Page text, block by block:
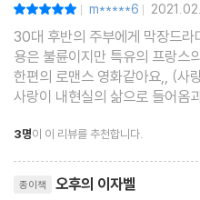
| m*****6 |
30대 후반의 주부에게 막장드
용은 불륜이지만 특유의 프랑스
한편의 로맨스 영화같아요,, (사
사랑이 내현실의 삶으로 들어옴
이다,,) 라는 한줄평을 하고싶
랑스 한복판에서 이자벨의 삶을
3명이 이 리뷰를 추천합니다.
종이책 오후의 이자벨